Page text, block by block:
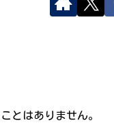
とはありません。